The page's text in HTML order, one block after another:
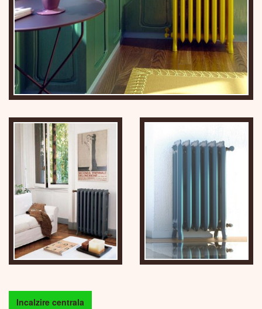
Incalzire centrala